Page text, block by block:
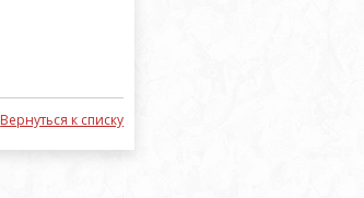
Вернуться к списку